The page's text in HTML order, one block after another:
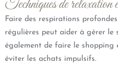
Techniques de relaxation
Faire des respirations
régulières peut aider à gérer le
également de faire le shopping
éviter les achats impulsifs.